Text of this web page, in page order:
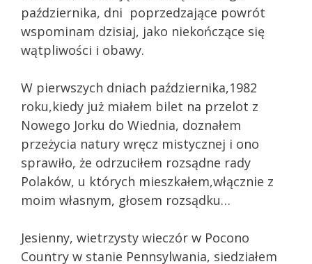
października, dni poprzedzające powrót
wspominam dzisiaj, jako niekończące się
wątpliwości i obawy.
W pierwszych dniach października,1982
roku,kiedy już miałem bilet na przelot z
Nowego Jorku do Wiednia, doznałem
przeżycia natury wręcz mistycznej i ono
sprawiło, że odrzuciłem rozsądne rady
Polaków, u których mieszkałem,włącznie z
moim własnym, głosem rozsądku…
Jesienny, wietrzysty wieczór w Pocono
Country w stanie Pennsylwania, siedziałem